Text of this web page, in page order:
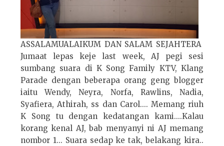
ASSALAMUALAIKUM DAN SALAM SEJAHTERA
Jumaat lepas keje last week, AJ pegi sesi
sumbang suara di K Song Family KTV, Klang
Parade dengan beberapa orang geng blogger
iaitu Wendy, Neyra, Norfa, Rawlins, Nadia,
Syafiera, Athirah, ss dan Carol.... Memang riuh
K Song tu dengan kedatangan kami....Kalau
korang kenal AJ, bab menyanyi ni AJ memang
nombor 1... Suara sedap ke tak, belakang kira..